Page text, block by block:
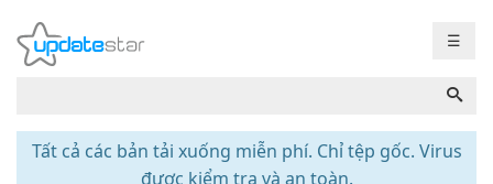
☰
Tất cả các bản tải xuống miễn phí. Chỉ tệp gốc. Virus
được kiểm tra và an toàn.